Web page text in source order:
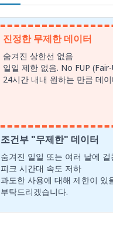
진정한 무제한 데이터
숨겨진 상한선 없음
일일 제한 없음. No FUP
24시간 내내 원하는 만큼 데
조건부 "무제한" 데이터
숨겨진 일일 또는 여러 날에
피크 시간대 속도 저하
과도한 사용에 대해 제한이 있
부탁드리겠습니다.